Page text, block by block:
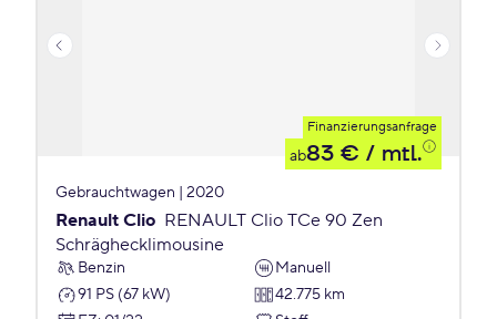
Finanzierungsanfrage
ab83 € / mtl.
Gebrauchtwagen | 2020
Renault Clio RENAULT Clio TCe 90 Zen
Schräghecklimousine
Benzin
Manuell
91 PS (67 kW)
42.775 km